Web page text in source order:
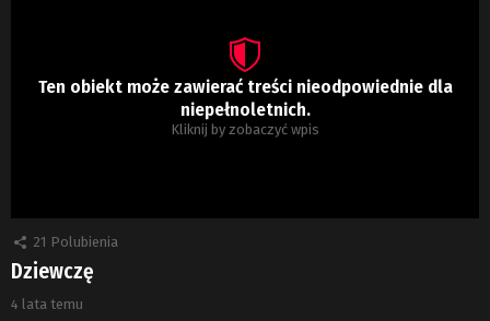
Ten obiekt może zawierać treści nieodpowiednie dla
niepełnoletnich.
Kliknij by zobaczyć wpis
21 Polubienia
Dziewczę
4 lata temu